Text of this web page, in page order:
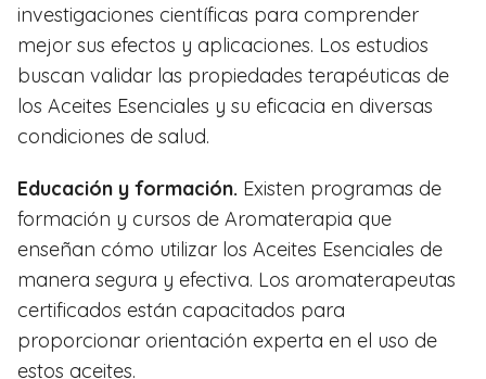
investigaciones científicas para comprender
mejor sus efectos y aplicaciones. Los estudios
buscan validar las propiedades terapéuticas de
los Aceites Esenciales y su eficacia en diversas
condiciones de salud.
Educación y formación. Existen programas de
formación y cursos de Aromaterapia que
enseñan cómo utilizar los Aceites Esenciales de
manera segura y efectiva. Los aromaterapeutas
certificados están capacitados para
proporcionar orientación experta en el uso de
estos aceites.